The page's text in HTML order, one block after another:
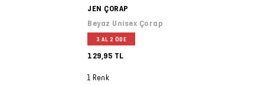
JEN ÇORAP
Beyaz Unisex Çorap
3 AL 2 ÖDE
129,95 TL
1 Renk